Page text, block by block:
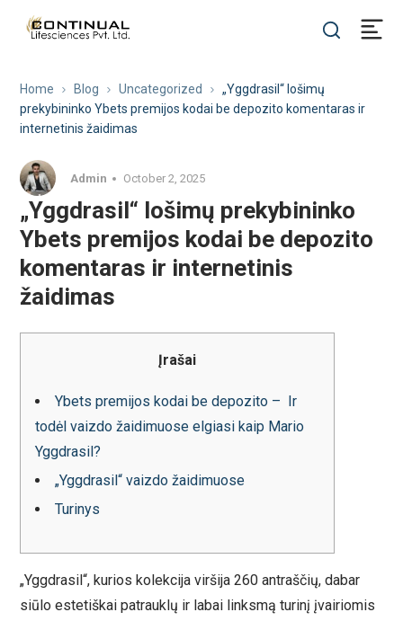
Home Blog Uncategorized
„Yggdrasil“ lošimų
prekybininko Ybets premijos kodai be depozito komentaras ir
internetinis žaidimas
Admin October 2, 2025
„Yggdrasil“ lošimų prekybininko
Ybets premijos kodai be depozito
komentaras ir internetinis
žaidimas
Įrašai
Ybets premijos kodai be depozito – ️ Ir
todėl vaizdo žaidimuose elgiasi kaip Mario
Yggdrasil?
„Yggdrasil“ vaizdo žaidimuose
Turinys
„Yggdrasil“, kurios kolekcija viršija 260 antraščių, dabar
siūlo estetiškai patrauklų ir labai linksmą turinį įvairiomis